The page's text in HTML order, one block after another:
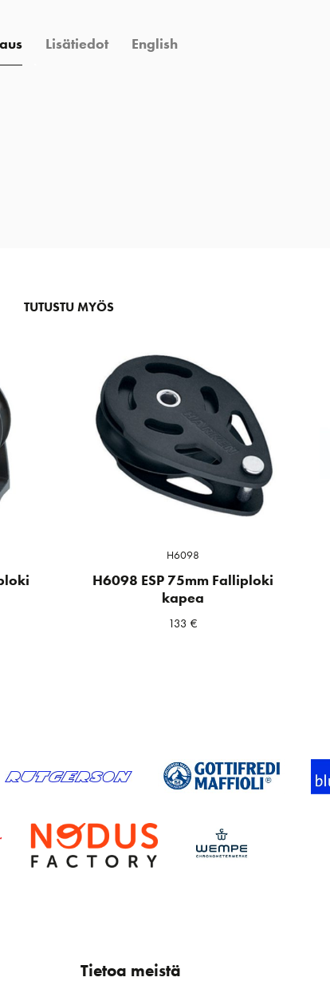
Lisätiedot English
TUTUSTU MYÖS
H6098
H6098 ESP 75mm Falliploki
kapea
133€
Tietoa meistä